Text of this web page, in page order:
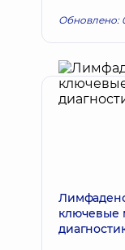
Обновлено:
ключевые